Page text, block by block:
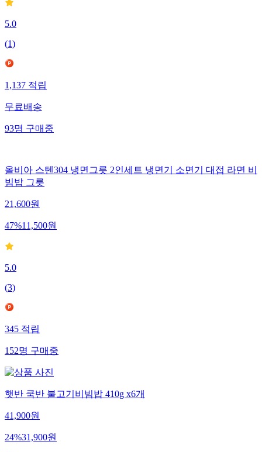
5.0
(1)
1,137적립
무료배송
93명구매중
올비아 스텐304 냉면그릇 2인세트 냉면기 소면기 대접 라면 비
빔밥 그릇
21,600원
47%11,500원
5.0
(3)
345적립
152명구매중
햇반 쿡반 불고기비빔밥 410g x6개
41,900원
24%31,900원